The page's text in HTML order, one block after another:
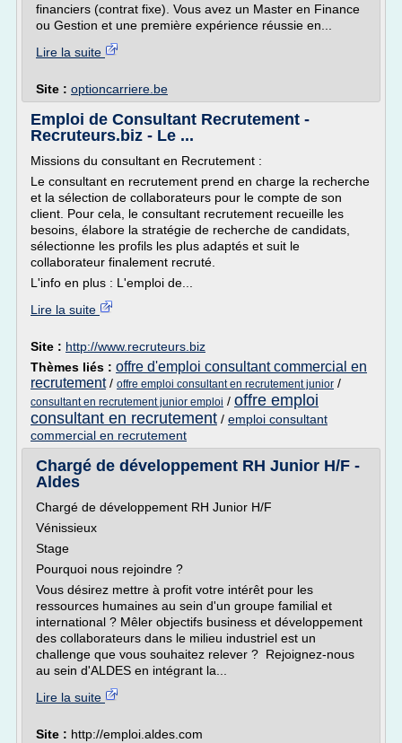
financiers (contrat fixe). Vous avez un Master en Finance
ou Gestion et une première expérience réussie en...
Lire la suite
Site : optioncarriere.be
Emploi de Consultant Recrutement -
Recruteurs.biz - Le ...
Missions du consultant en Recrutement :
Le consultant en recrutement prend en charge la recherche
et la sélection de collaborateurs pour le compte de son
client. Pour cela, le consultant recrutement recueille les
besoins, élabore la stratégie de recherche de candidats,
sélectionne les profils les plus adaptés et suit le
collaborateur finalement recruté.
L'info en plus : L'emploi de...
Lire la suite
Site : http://www.recruteurs.biz
Thèmes liés : offre d'emploi consultant commercial en
recrutement/ offre emploi consultant en recrutement junior /
consultant en recrutement junior emploi / offre emploi
consultant en recrutement / emploi consultant
commercial en recrutement
Chargé de développement RH Junior H/F -
Aldes
Chargé de développement RH Junior H/F
Vénissieux
Stage
Pourquoi nous rejoindre ?
Vous désirez mettre à profit votre intérêt pour les
ressources humaines au sein d'un groupe familial et
international ? Mêler objectifs business et développement
des collaborateurs dans le milieu industriel est un
challenge que vous souhaitez relever ? Rejoignez-nous
au sein d'ALDES en intégrant la...
Lire la suite
Site : http://emploi.aldes.com